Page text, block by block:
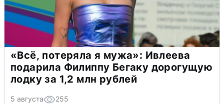
«Всё, потеряла я мужа»: Ивлеева
подарила Филиппу Бегаку дорогущую
лодку за 1,2 млн рублей
5 августа 255